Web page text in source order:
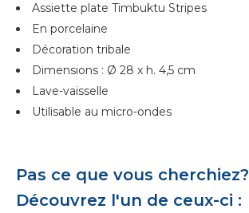
Assiette plate Timbuktu Stripes
En porcelaine
Décoration tribale
Dimensions : Ø 28 x h. 4,5 cm
Lave-vaisselle
Utilisable au micro-ondes
Pas ce que vous cherchiez?
Découvrez l'un de ceux-ci :